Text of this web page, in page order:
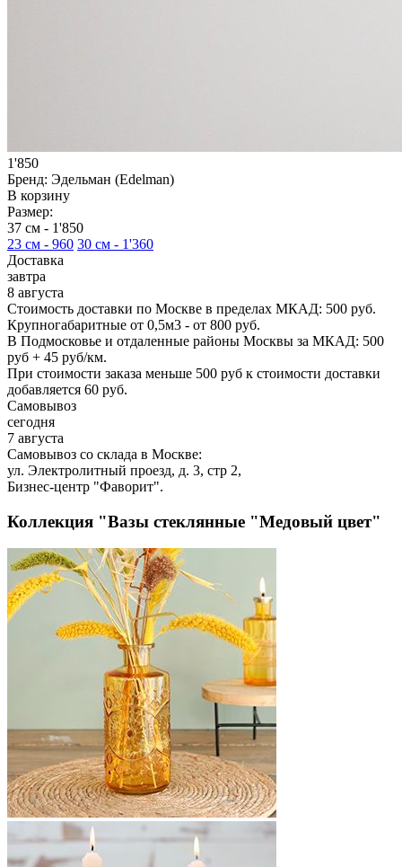
1'850
Бренд: Эдельман (Edelman)
В корзину
Размер:
37 см - 1'850
23 см - 960 30 см - 1'360
Доставка
завтра
8 августа
Стоимость доставки по Москве в пределах МКАД: 500 руб.
Крупногабаритные от 0,5м3 - от 800 руб.
В Подмосковье и отдаленные районы Москвы за МКАД: 500
руб + 45 руб/км.
При стоимости заказа меньше 500 руб к стоимости доставки
добавляется 60 руб.
Самовывоз
сегодня
7 августа
Самовывоз со склада в Москве:
ул. Электролитный проезд, д. 3, стр 2,
Бизнес-центр "Фаворит".
Коллекция "Вазы стеклянные "Медовый цвет"